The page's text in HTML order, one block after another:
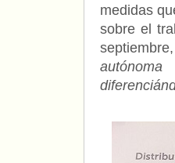
medidas
sobre el